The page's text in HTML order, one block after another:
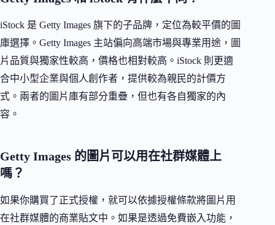
iStock 是 Getty Images 旗下的子品牌，定位為較平價的圖
庫選擇。Getty Images 主站偏向高端市場與專業用途，圖
片品質與獨家性較高，價格也相對較高。iStock 則更適
合中小型企業與個人創作者，提供較為親民的計價方
式。兩者的圖片庫有部分重疊，但也有各自獨家的內
容。
Getty Images 的圖片可以用在社群媒體上
嗎？
如果你購買了正式授權，就可以依據授權條款將圖片用
在社群媒體的商業貼文中。如果是透過免費嵌入功能，